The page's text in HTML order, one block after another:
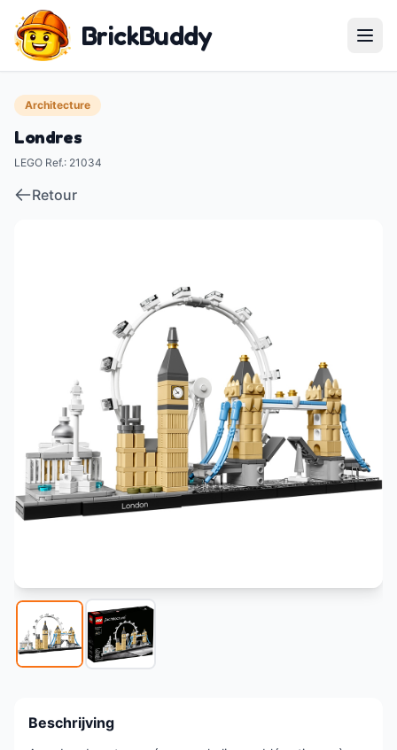
BrickBuddy
Architecture
Londres
LEGO Ref.: 21034
Retour
Beschrijving